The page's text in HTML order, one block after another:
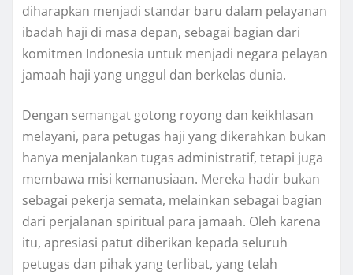
diharapkan menjadi standar baru dalam pelayanan
ibadah haji di masa depan, sebagai bagian dari
komitmen Indonesia untuk menjadi negara pelayan
jamaah haji yang unggul dan berkelas dunia.
Dengan semangat gotong royong dan keikhlasan
melayani, para petugas haji yang dikerahkan bukan
hanya menjalankan tugas administratif, tetapi juga
membawa misi kemanusiaan. Mereka hadir bukan
sebagai pekerja semata, melainkan sebagai bagian
dari perjalanan spiritual para jamaah. Oleh karena
itu, apresiasi patut diberikan kepada seluruh
petugas dan pihak yang terlibat, yang telah